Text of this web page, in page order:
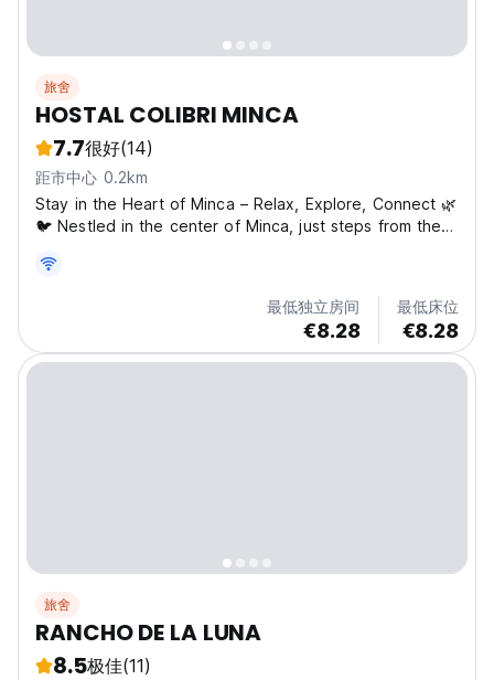
旅舍
HOSTAL COLIBRI MINCA
7.7很好(14)
距市中心 0.2km
Stay in the Heart of Minca – Relax, Explore, Connect 🌿
🐦 Nestled in the center of Minca, just steps from the
welcoming hostel offering a cozy base for exploring
the Sierra Nevada. Just 12 km from Santa Marta,...
最低独立房间
€8.28
最低床位
€8.28
旅舍
RANCHO DE LA LUNA
8.5极佳(11)